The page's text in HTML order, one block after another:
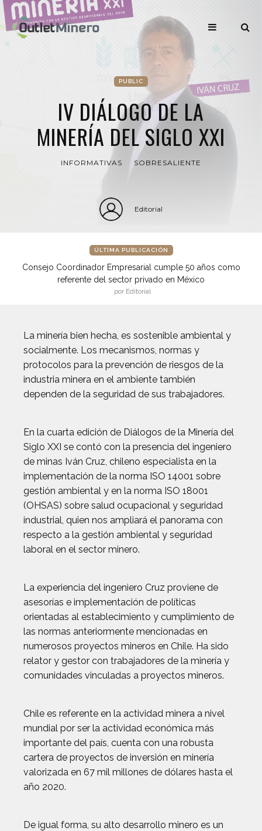
PUBLIC
IV DIÁLOGO DE LA
MINERÍA DEL SIGLO XXI
INFORMATIVAS SOBRESALIENTE
Editorial
ÚLTIMA PUBLICACIÓN
Consejo Coordinador Empresarial cumple 50 años como
referente del sector privado en México
por Editorial
La minería bien hecha, es sostenible ambiental y
socialmente. Los mecanismos, normas y
protocolos para la prevención de riesgos de la
industria minera en el ambiente también
dependen de la seguridad de sus trabajadores.
En la cuarta edición de Diálogos de la Minería del
Siglo XXI se contó con la presencia del ingeniero
de minas Iván Cruz, chileno especialista en la
implementación de la norma ISO 14001 sobre
gestión ambiental y en la norma ISO 18001
(OHSAS) sobre salud ocupacional y seguridad
industrial, quien nos ampliará el panorama con
respecto a la gestión ambiental y seguridad
laboral en el sector minero.
La experiencia del ingeniero Cruz proviene de
asesorías e implementación de políticas
orientadas al establecimiento y cumplimiento de
las normas anteriormente mencionadas en
numerosos proyectos mineros en Chile. Ha sido
relator y gestor con trabajadores de la minería y
comunidades vinculadas a proyectos mineros.
Chile es referente en la actividad minera a nivel
mundial por ser la actividad económica más
importante del país, cuenta con una robusta
cartera de proyectos de inversión en minería
valorizada en 67 mil millones de dólares hasta el
año 2020.
De igual forma, su alto desarrollo minero es un